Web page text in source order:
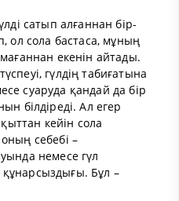
сатып алғаннан бір-
ол сола бастаса, мұның
екенін айтады.
гүлдің табиғатына
суаруда қандай да бір
білдіреді. Ал егер
кейін сола
себебі –
немесе гүл
Бұл –